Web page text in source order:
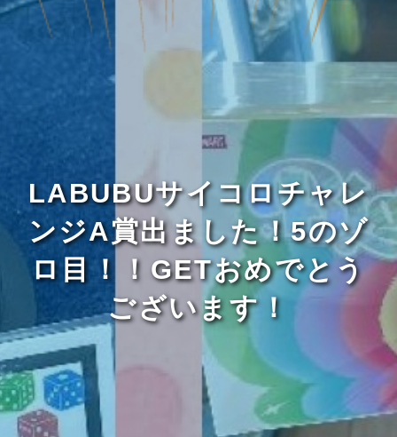
LABUBUサイコロチャレ
ンジA賞出ました！5のゾ
ロ目！！GETおめでとう
ございます！